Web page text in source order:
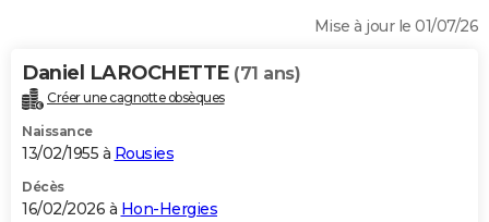
Alimentation
Guide de la santé
Maladies
Médicaments
Sommeil
VOYAGE
Destinations
City break
Voyage nature
Voyage de noces
Forum
Climat
+PHOTO
GUIDES D'ACHAT
BONS PLANS
Mise à jour le 01/07/26
Daniel LAROCHETTE (71 ans)
Créer une cagnotte obsèques
Naissance
13/02/1955 à Rousies
Décès
16/02/2026 à Hon-Hergies